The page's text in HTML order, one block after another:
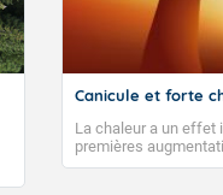
Canicule et forte
La chaleur a un effet
premières